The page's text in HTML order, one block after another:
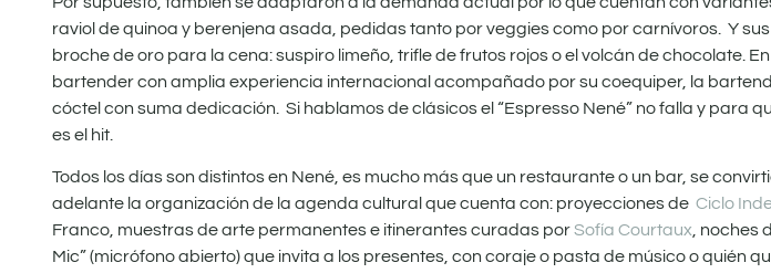
raviol de quinoa y berenjena asada, pedidas tanto por veggies como por carnívoros. Y
broche de oro para la cena: suspiro limeño, trifle de frutos rojos o el volcán de chocolate.
bartender con amplia experiencia internacional acompañado por su coequiper, la
cóctel con suma dedicación. Si hablamos de clásicos el “Espresso Nené” no falla y para
es el hit.
Todos los días son distintos en Nené, es mucho más que un restaurante o un bar, se
adelante la organización de la agenda cultural que cuenta con: proyecciones de Ciclo
Franco, muestras de arte permanentes e itinerantes curadas porSofía Courtaux, noches
Mic” (micrófono abierto) que invita a los presentes, con coraje o pasta de músico o quién